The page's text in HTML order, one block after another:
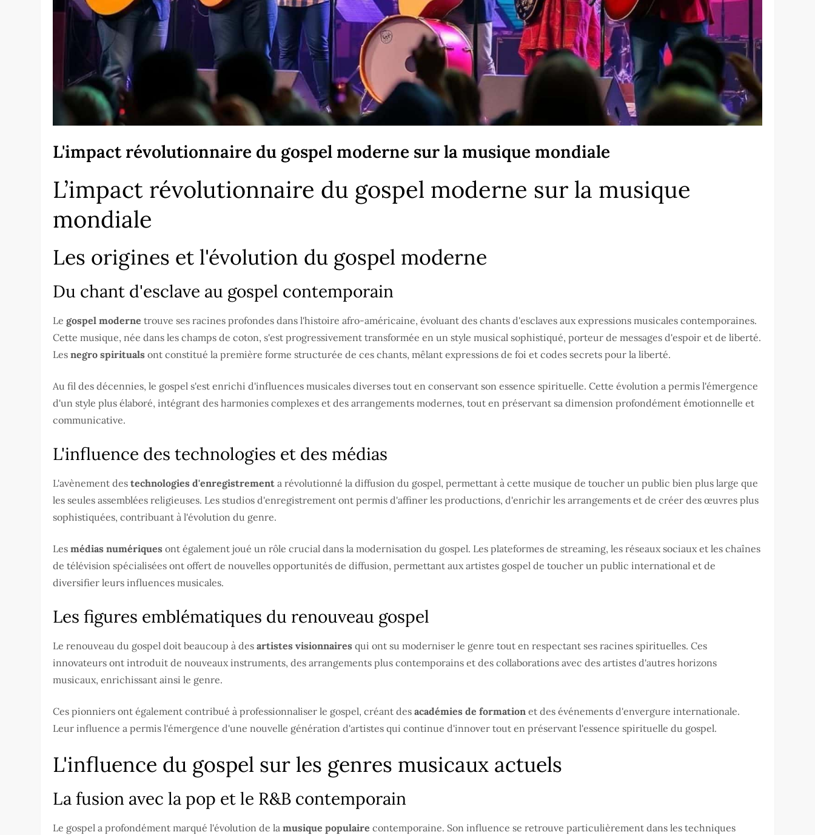
L'impact révolutionnaire du gospel moderne sur la musique mondiale
L’impact révolutionnaire du gospel moderne sur la musique
mondiale
Les origines et l'évolution du gospel moderne
Du chant d'esclave au gospel contemporain
Legospel moderne trouve ses racines profondes dans l'histoire afro-américaine, évoluant des chants d'esclaves aux expressions musicales contemporaines.
Cette musique, née dans les champs de coton, s'est progressivement transformée en un style musical sophistiqué, porteur de messages d'espoir et de liberté.
Lesnegro spirituals ont constitué la première forme structurée de ces chants, mêlant expressions de foi et codes secrets pour la liberté.
Au fil des décennies, le gospel s'est enrichi d'influences musicales diverses tout en conservant son essence spirituelle. Cette évolution a permis l'émergence
d'un style plus élaboré, intégrant des harmonies complexes et des arrangements modernes, tout en préservant sa dimension profondément émotionnelle et
communicative.
L'influence des technologies et des médias
L'avènement destechnologies d'enregistrement a révolutionné la diffusion du gospel, permettant à cette musique de toucher un public bien plus large que
les seules assemblées religieuses. Les studios d'enregistrement ont permis d'affiner les productions, d'enrichir les arrangements et de créer des œuvres plus
sophistiquées, contribuant à l'évolution du genre.
Lesmédias numériques ont également joué un rôle crucial dans la modernisation du gospel. Les plateformes de streaming, les réseaux sociaux et les chaînes
de télévision spécialisées ont offert de nouvelles opportunités de diffusion, permettant aux artistes gospel de toucher un public international et de
diversifier leurs influences musicales.
Les figures emblématiques du renouveau gospel
Le renouveau du gospel doit beaucoup à desartistes visionnaires qui ont su moderniser le genre tout en respectant ses racines spirituelles. Ces
innovateurs ont introduit de nouveaux instruments, des arrangements plus contemporains et des collaborations avec des artistes d'autres horizons
musicaux, enrichissant ainsi le genre.
Ces pionniers ont également contribué à professionnaliser le gospel, créant desacadémies de formation et des événements d'envergure internationale.
Leur influence a permis l'émergence d'une nouvelle génération d'artistes qui continue d'innover tout en préservant l'essence spirituelle du gospel.
L'influence du gospel sur les genres musicaux actuels
La fusion avec la pop et le R&B contemporain
Le gospel a profondément marqué l'évolution de lamusique populaire contemporaine. Son influence se retrouve particulièrement dans les techniques